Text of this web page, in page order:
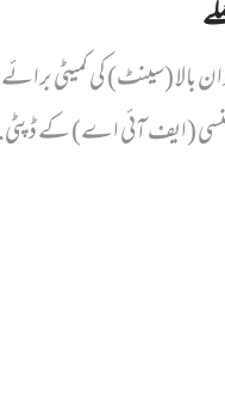
بالا (سینٹ) کی کمیٹی برائے
ایجنسی (ایف آئی اے) کے